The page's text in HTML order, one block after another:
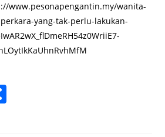
wanita-
yang-tak-perlu-lakukan-